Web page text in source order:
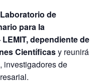
de
para la
dependiente de
Científicasy reunirá
investigadores de